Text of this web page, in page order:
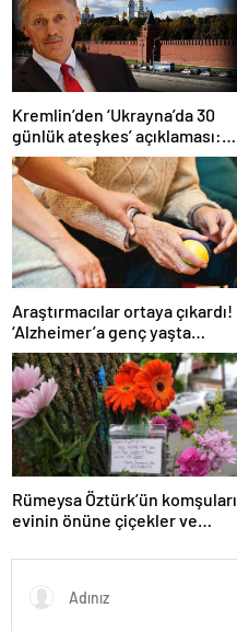
Kremlin’den ‘Ukrayna’da 30
günlük ateşkes’ açıklaması:
Bunu iyice düşünmeliyiz
Araştırmacılar ortaya çıkardı!
‘Alzheimer’a genç yaşta
yakalanabilirsiniz’
Rümeysa Öztürk’ün komşuları
evinin önüne çiçekler ve